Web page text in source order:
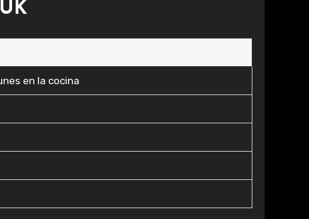
en la cocina